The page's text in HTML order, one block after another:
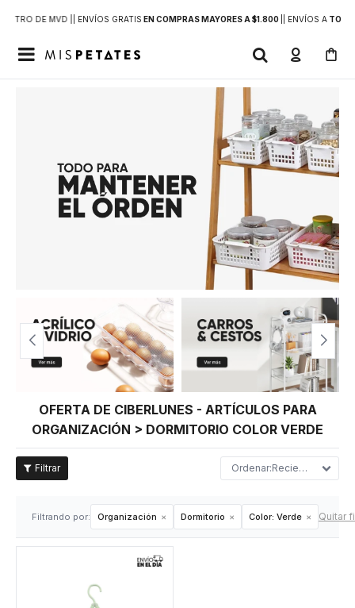
DE MVD | | ENVÍOS GRATIS EN COMPRAS MAYORES A $1.800 | ENVÍOS ATODO

OFERTA DE CIBERLUNES - ARTÍCULOS PARA
ORGANIZACIÓN > DORMITORIO COLOR VERDE
Recientes
Filtrando por: Organización Dormitorio Color: Verde Quitar